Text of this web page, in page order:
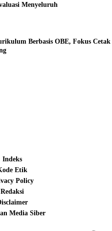
Menyeluruh
Berbasis OBE, Fokus Cetak
Indeks
Etik
Policy
Redaksi
Media Siber